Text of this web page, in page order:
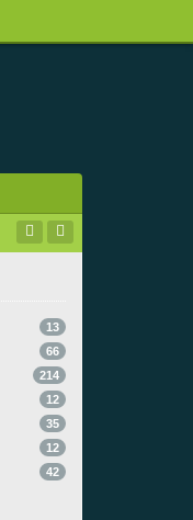
13
66
214
12
35
12
42